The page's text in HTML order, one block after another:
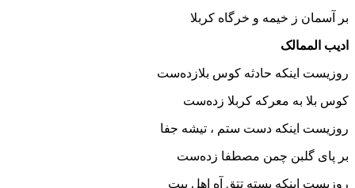
بر آسمان ز خیمه و خرگاه کربلا
ادیب الممالک
روزیست اینکه حادثه کوس بلازده‌ست
کوس بلا به معرکه کربلا زده‌ست
روزیست اینکه دست ستم ، تیشه جفا
بر پای گلبن چمن مصطفا زده‌ست
روزیست اینکه بسته تتق آه اهل بیت